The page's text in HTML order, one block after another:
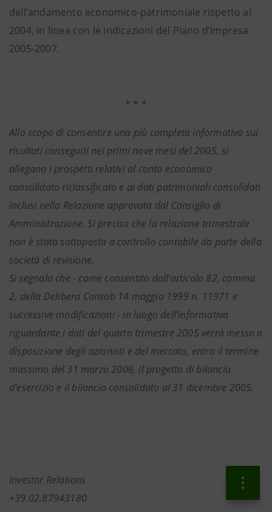
dell’andamento economico-patrimoniale rispetto al
2004, in linea con le indicazioni del Piano d’Impresa
2005-2007.
* * *
Allo scopo di consentire una più completa informativa sui
risultati conseguiti nei primi nove mesi del 2005, si
allegano i prospetti relativi al conto economico
consolidato riclassificato e ai dati patrimoniali consolidati
inclusi nella Relazione approvata dal Consiglio di
Amministrazione. Si precisa che la relazione trimestrale
non è stata sottoposta a controllo contabile da parte della
società di revisione.
Si segnala che - come consentito dall’articolo 82, comma
2, della Delibera Consob 14 maggio 1999 n. 11971 e
successive modificazioni - in luogo dell’informativa
riguardante i dati del quarto trimestre 2005 verrà messo a
disposizione degli azionisti e del mercato, entro il termine
massimo del 31 marzo 2006, il progetto di bilancio
d’esercizio e il bilancio consolidato al 31 dicembre 2005.
Investor Relations
+39.02.87943180